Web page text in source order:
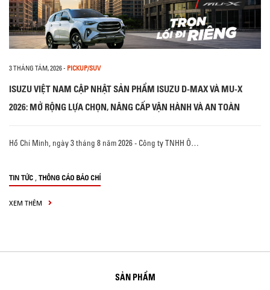
3 THÁNG TÁM, 2026- PICKUP/SUV
ISUZU VIỆT NAM CẬP NHẬT SẢN PHẨM ISUZU D-MAX VÀ MU-X
2026: MỞ RỘNG LỰA CHỌN, NÂNG CẤP VẬN HÀNH VÀ AN TOÀN
Hồ Chí Minh, ngày 3 tháng 8 năm 2026 - Công ty TNHH Ô…
TIN TỨC , THÔNG CÁO BÁO CHÍ
XEM THÊM
SẢN PHẨM